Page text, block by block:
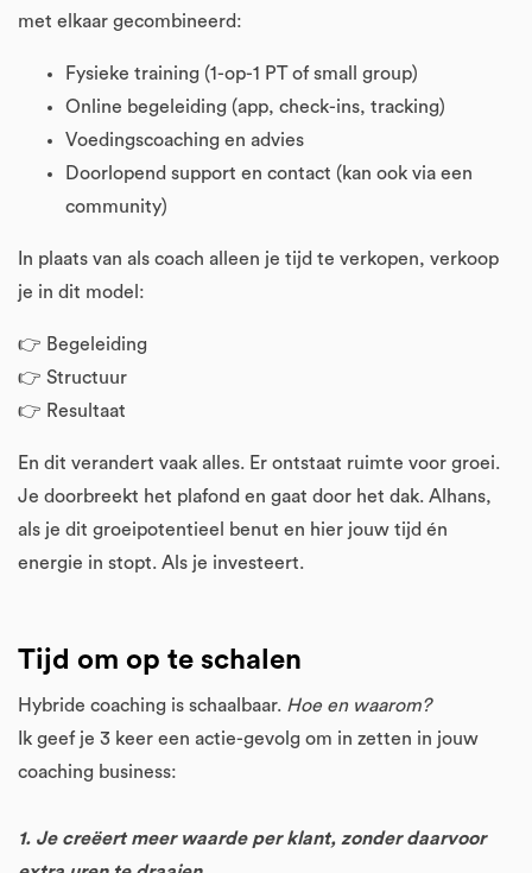
met elkaar gecombineerd:
Fysieke training (1-op-1 PT of small group)
Online begeleiding (app, check-ins, tracking)
Voedingscoaching en advies
Doorlopend support en contact (kan ook via een
community)
In plaats van als coach alleen je tijd te verkopen, verkoop
je in dit model:
👉 Begeleiding
👉 Structuur
👉 Resultaat
En dit verandert vaak alles. Er ontstaat ruimte voor groei.
Je doorbreekt het plafond en gaat door het dak. Alhans,
als je dit groeipotentieel benut en hier jouw tijd én
energie in stopt. Als je investeert.
Tijd om op te schalen
Hybride coaching is schaalbaar. Hoe en waarom?
Ik geef je 3 keer een actie-gevolg om in zetten in jouw
coaching business:
1. Je creëert meer waarde per klant, zonder daarvoor